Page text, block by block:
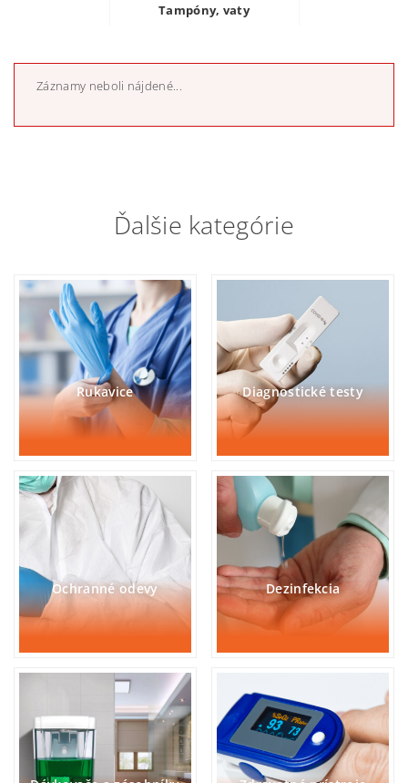
Tampóny, vaty
Záznamy neboli nájdené...
Ďalšie kategórie
Rukavice Diagnostické testy
Ochranné odevy Dezinfekcia